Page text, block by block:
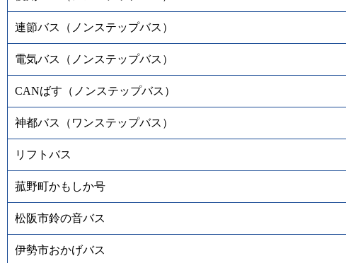
連節バス（ノンステップバス）
電気バス（ノンステップバス）
CANばす（ノンステップバス）
神都バス（ワンステップバス）
リフトバス
菰野町かもしか号
松阪市鈴の音バス
伊勢市おかげバス